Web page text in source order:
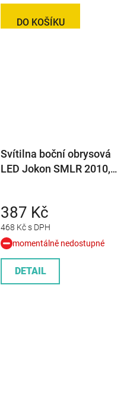
DO KOŠÍKU
Svítilna boční obrysová
LED Jokon SMLR 2010,
468 Kč s DPH
387 Kč
momentálně nedostupné
DETAIL